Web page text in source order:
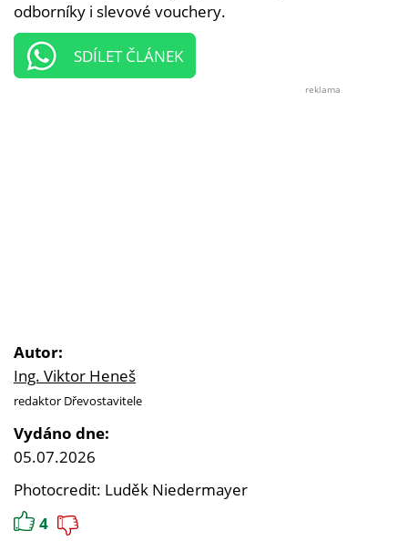
odborníky i slevové vouchery.
SDÍLET ČLÁNEK
reklama
Autor:
Ing. Viktor Heneš
redaktor Dřevostavitele
Vydáno dne:
05.07.2026
Photocredit: Luděk Niedermayer
4